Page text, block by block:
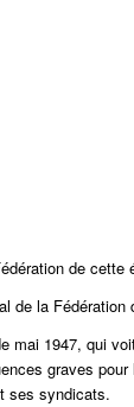
de cette
de la Fédération
mai 1947, qui
graves
ses syndicats.